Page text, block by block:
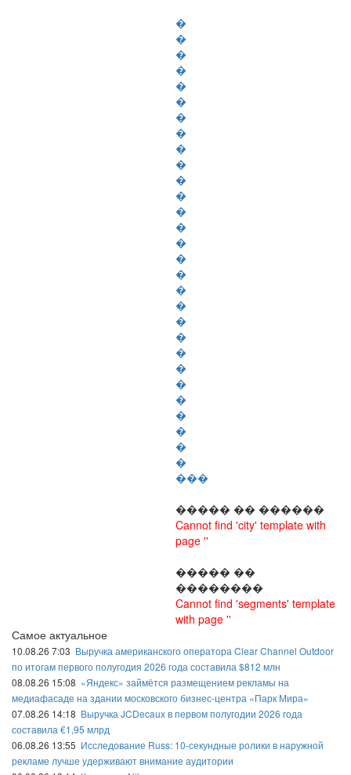
�
�
�
�
�
�
�
�
�
�
�
�
�
�
�
�
�
�
�
�
�
�
�
�
�
�
�
�
�
���
����� �� ������
Cannot find 'city' template with
page ''
����� ��
��������
Cannot find 'segments' template
with page ''
Самое актуальное
10.08.26 7:03 Выручка американского оператора Clear Channel Outdoor
по итогам первого полугодия 2026 года составила $812 млн
08.08.26 15:08 «Яндекс» займётся размещением рекламы на
медиафасаде на здании московского бизнес-центра «Парк Мира»
07.08.26 14:18 Выручка JCDecaux в первом полугодии 2026 года
составила €1,95 млрд
06.08.26 13:55 Исследование Russ: 10-секундные ролики в наружной
рекламе лучше удерживают внимание аудитории